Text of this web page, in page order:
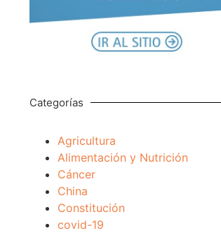
Categorías
Agricultura
Alimentación y Nutrición
Cáncer
China
Constitución
covid-19